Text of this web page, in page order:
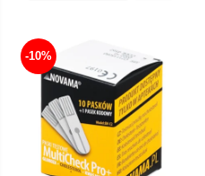
Ser fiziologic
Suporturi ortopedice si orteze
Diverse
-10%